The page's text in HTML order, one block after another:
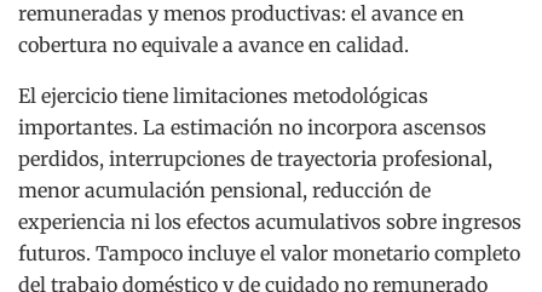
remuneradas y menos productivas: el avance en
cobertura no equivale a avance en calidad.
El ejercicio tiene limitaciones metodológicas
importantes. La estimación no incorpora ascensos
perdidos, interrupciones de trayectoria profesional,
menor acumulación pensional, reducción de
experiencia ni los efectos acumulativos sobre ingresos
futuros. Tampoco incluye el valor monetario completo
del trabajo doméstico y de cuidado no remunerado